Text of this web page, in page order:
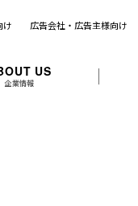
け 広告会社・広告主様向け
US
企業情報